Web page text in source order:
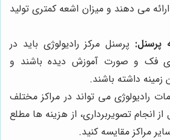
می دهند و میزان اشعه کمتری تولید
پرسنل مرکز رادیولوژی باید در
فک و صورت آموزش دیده باشند و
زمینه داشته باشند.
رادیولوژی می تواند در مراکز مختلف
انجام تصویربرداری، از هزینه ها مطلع
مراکز مقایسه کنید.